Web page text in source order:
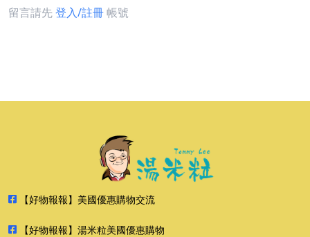
留言請先登入/註冊帳號
【好物報報】美國優惠購物交流
【好物報報】湯米粒美國優惠購物